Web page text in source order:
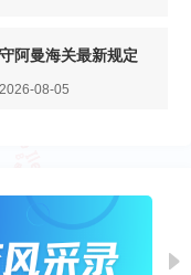
阿曼海关最新规定
2026-08-05